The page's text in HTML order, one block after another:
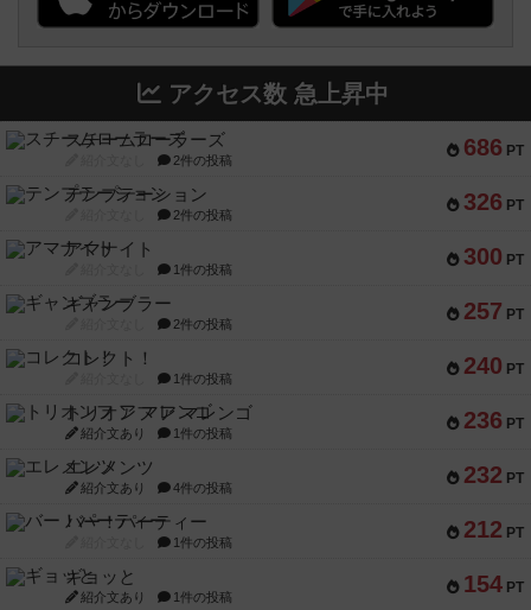
アクセス数 急上昇中
686 PT
スチームローラーズ
2件の投稿
326 PT
テンプテーション
2件の投稿
300 PT
アマナイト
1件の投稿
257 PT
ギャンブラー
2件の投稿
240 PT
コレクト！
1件の投稿
236 PT
トリオンフ ア マレンゴ
紹介文あり 1件の投稿
232 PT
エレメンツ
紹介文あり 4件の投稿
212 PT
バー！パーティー
1件の投稿
154 PT
ギョッと
紹介文あり 1件の投稿